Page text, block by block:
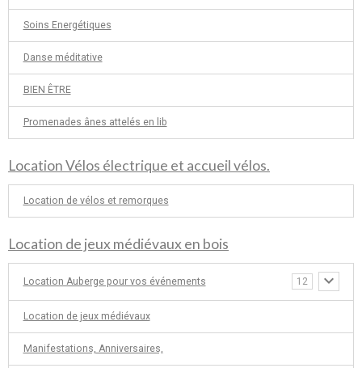
Soins Energétiques
Danse méditative
BIEN ÊTRE
Promenades ânes attelés en lib
Location Vélos électrique et accueil vélos.
Location de vélos et remorques
Location de jeux médiévaux en bois
Location Auberge pour vos événements 12
Location de jeux médiévaux
Manifestations, Anniversaires,